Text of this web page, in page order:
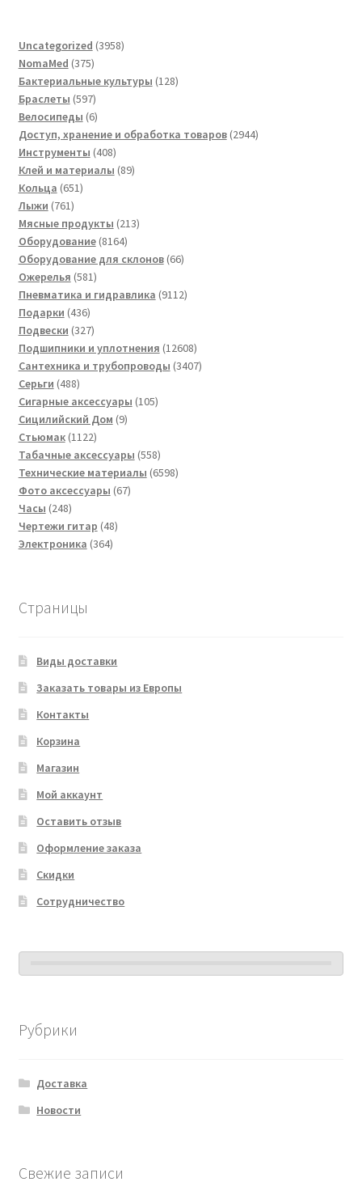
Uncategorized 39583958
NomaMed 375375
товаров
Бактериальные культуры 128128
Браслеты 597597
товаров
Велосипеды 66
товаров
Доступ, хранение и обработка товаров 29442944
Инструменты 408408
товаров
Клей и материалы 8989
Кольца 651651
Лыжи 761761
товар
Мясные продукты 213213
Оборудование 81648164
товара
Оборудование для склонов 6666
Ожерелья 581581
товар
Пневматика и гидравлика 91129112
Подарки 436436
товаров
Подвески 327327
товаров
Подшипники и уплотнения 1260812608
товаров
Сантехника и трубопроводы 34073407
Серьги 488488
товаров
Сигарные аксессуары 105105
Сицилийский Дом 99
Стьюмак 11221122
товара
Табачные аксессуары 558558
товаров
Технические материалы 65986598
Фото аксессуары 6767
Часы 248248
товаров
Чертежи гитар 4848
Электроника 364364
Страницы
Виды доставки
Заказать товары из Европы
Контакты
Корзина
Магазин
Мой аккаунт
Оставить отзыв
Оформление заказа
Скидки
Сотрудничество
Рубрики
Доставка
Новости
Свежие записи